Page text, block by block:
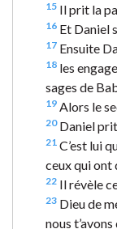
15 Il prit la
16 Et Daniel
17 Ensuite
18 les
sages de
19 Alors le
20Daniel prit
21 C’est lui
ceux qui ont
22 Il révèle
23 Dieu de
nous